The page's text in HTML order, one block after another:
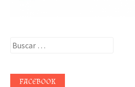
Buscar:
FACEBOOK